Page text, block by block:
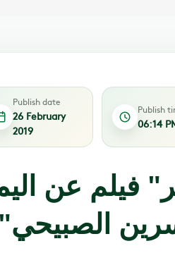
Publish date
26 February
2019
Publish
06:14